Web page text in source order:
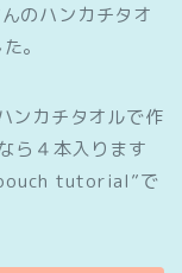
のハンカチタオ
。
ンカチタオルで作
ら４本入ります
tutorial”で